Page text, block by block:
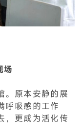
场
。原本安静的展
呼吸感的工作
，更成为活化传